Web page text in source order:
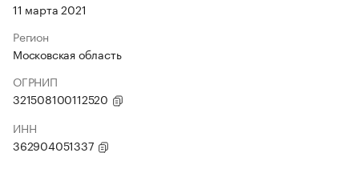
11 марта 2021
Регион
Московская область
ОГРНИП
321508100112520
ИНН
362904051337